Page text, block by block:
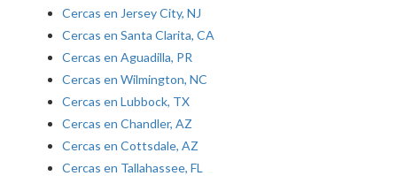
Cercas en Jersey City, NJ
Cercas en Santa Clarita, CA
Cercas en Aguadilla, PR
Cercas en Wilmington, NC
Cercas en Lubbock, TX
Cercas en Chandler, AZ
Cercas en Cottsdale, AZ
Cercas en Tallahassee, FL